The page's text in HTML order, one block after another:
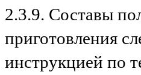
2.3.9. Составы
приготовления
инструкцией по